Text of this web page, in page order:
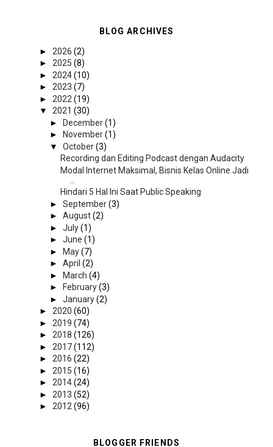
BLOG ARCHIVES
► 2026 (2)
► 2025 (8)
► 2024(10)
► 2023 (7)
► 2022 (19)
▼ 2021 (30)
►
December(1)
►
November(1)
▼ October(3)
Recording dan Editing Podcast dengan Audacity
Modal Internet Maksimal, Bisnis Kelas Online Jadi
Hindari 5 Hal Ini Saat Public Speaking
► September(3)
► August(2)
► July(1)
► June (1)
►
May(7)
► April (2)
►
March (4)
►
February(3)
► January(2)
► 2020 (60)
► 2019 (74)
► 2018 (126)
► 2017(112)
► 2016 (22)
► 2015 (16)
► 2014(24)
► 2013 (52)
► 2012(96)
BLOGGER FRIENDS